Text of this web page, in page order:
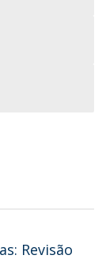
Revisão